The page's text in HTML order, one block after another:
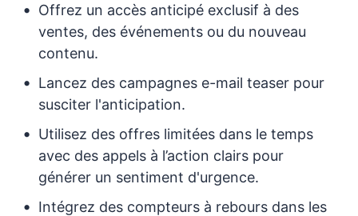
Offrez un accès anticipé exclusif à des
ventes, des événements ou du nouveau
contenu.
Lancez des campagnes e-mail teaser pour
susciter l'anticipation.
Utilisez des offres limitées dans le temps
avec des appels à l’action clairs pour
générer un sentiment d'urgence.
Intégrez des compteurs à rebours dans les